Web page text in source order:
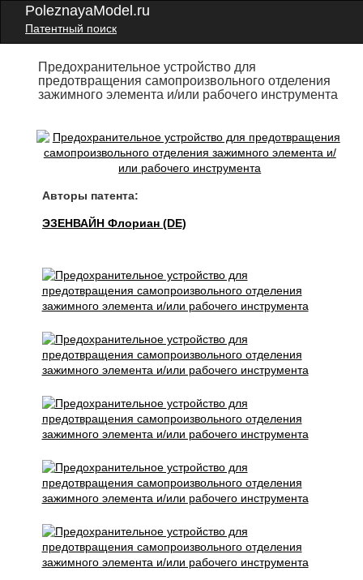
PoleznayaModel.ru
Патентный поиск
Предохранительное устройство для
предотвращения самопроизвольного отделения
зажимного элемента и/или рабочего инструмента
Авторы патента:
ЭЗЕНВАЙН Флориан (DE)